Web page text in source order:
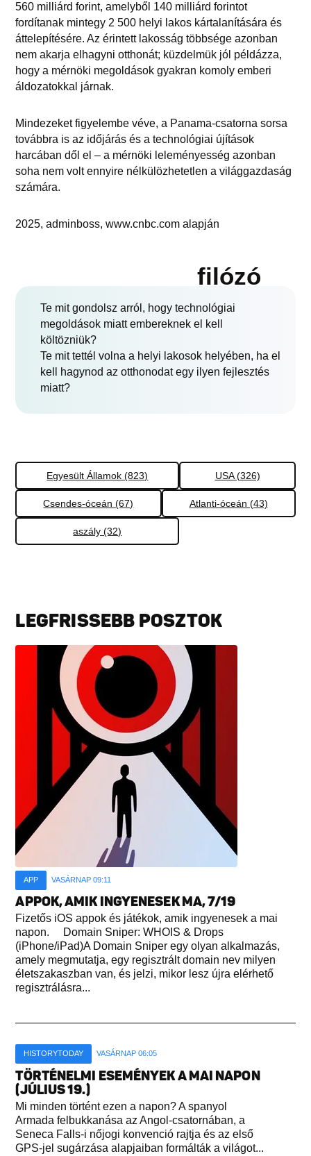
560 milliárd forint, amelyből 140 milliárd forintot
fordítanak mintegy 2 500 helyi lakos kártalanítására és
áttelepítésére. Az érintett lakosság többsége azonban
nem akarja elhagyni otthonát; küzdelmük jól példázza,
hogy a mérnöki megoldások gyakran komoly emberi
áldozatokkal járnak.
Mindezeket figyelembe véve, a Panama-csatorna sorsa
továbbra is az időjárás és a technológiai újítások
harcában dől el – a mérnöki leleményesség azonban
soha nem volt ennyire nélkülözhetetlen a világgazdaság
számára.
2025, adminboss, www.cnbc.com alapján
filózó
Te mit gondolsz arról, hogy technológiai
megoldások miatt embereknek el kell
költözniük?
Te mit tettél volna a helyi lakosok helyében, ha el
kell hagynod az otthonodat egy ilyen fejlesztés
miatt?
Egyesült Államok (823) USA (326)
Csendes-óceán (67) Atlanti-óceán (43)
aszály (32)
LEGFRISSEBB POSZTOK
APP VASÁRNAP 09:11
APPOK, AMIK INGYENESEK MA, 7/19
Fizetős iOS appok és játékok, amik ingyenesek a mai
napon. Domain Sniper: WHOIS & Drops
(iPhone/iPad)A Domain Sniper egy olyan alkalmazás,
amely megmutatja, egy regisztrált domain nev milyen
életszakaszban van, és jelzi, mikor lesz újra elérhető
regisztrálásra...
HISTORYTODAY VASÁRNAP 06:05
TÖRTÉNELMI ESEMÉNYEK A MAI NAPON
(JÚLIUS 19.)
Mi minden történt ezen a napon? A spanyol
Armada felbukkanása az Angol-csatornában, a
Seneca Falls-i nőjogi konvenció rajtja és az első
GPS-jel sugárzása alapjaiban formálták a világot...